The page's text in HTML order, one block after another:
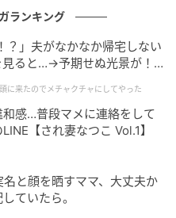
パン。
食感、クルミパンの香ば
ランキング
？」夫がなかなか帰宅しない
見ると…→予期せぬ光景が！
った
に来たのでメチャクチャにしてやった
感…普段マメに連絡をして
【され妻なつこ Vol.1】
と顔を晒すママ、大丈夫か
ていたら。